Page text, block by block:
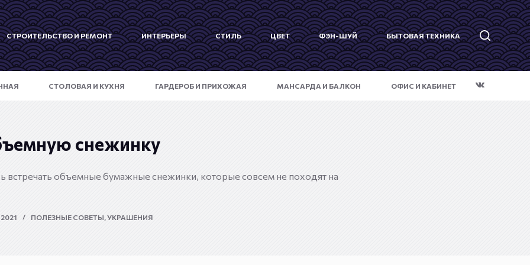
СТРОИТЕЛЬСТВО И РЕМОНТ ИНТЕРЬЕРЫ СТИЛЬ ЦВЕТ ФЭН-ШУЙ БЫТОВАЯ ТЕХНИКА
СТОЛОВАЯ И КУХНЯ ГАРДЕРОБ И ПРИХОЖАЯ МАНСАРДА И БАЛКОН ОФИС И КАБИНЕТ
снежинку
объемные бумажные снежинки, которые совсем не походят на
ПОЛЕЗНЫЕ СОВЕТЫ,УКРАШЕНИЯ